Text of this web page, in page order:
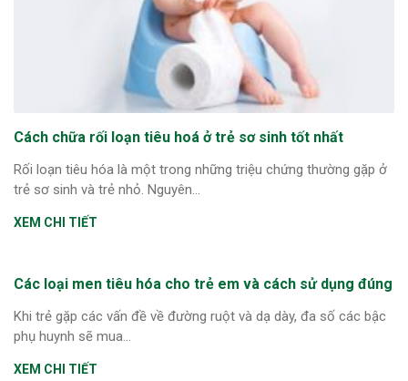
Cách chữa rối loạn tiêu hoá ở trẻ sơ sinh tốt nhất
Rối loạn tiêu hóa là một trong những triệu chứng thường gặp ở
trẻ sơ sinh và trẻ nhỏ. Nguyên...
XEM CHI TIẾT
Các loại men tiêu hóa cho trẻ em và cách sử dụng đúng
Khi trẻ gặp các vấn đề về đường ruột và dạ dày, đa số các bậc
phụ huynh sẽ mua...
XEM CHI TIẾT